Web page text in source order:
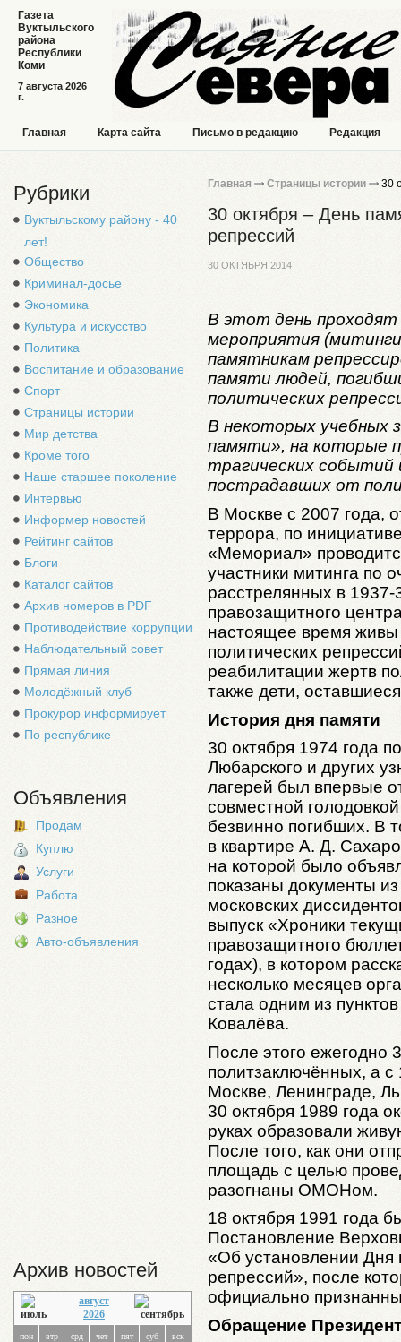
7 августа 2026
г.
Газета
Вуктыльского
района
Республики
Коми
Главная Карта сайта Письмо в редакцию Редакция
Рубрики
Вуктыльскому району - 40
лет!
Общество
Криминал-досье
Экономика
Культура и искусство
Политика
Воспитание и образование
Спорт
Страницы истории
Мир детства
Кроме того
Наше старшее поколение
Интервью
Информер новостей
Рейтинг сайтов
Блоги
Каталог сайтов
Архив номеров в PDF
Противодействие коррупции
Наблюдательный совет
Прямая линия
Молодёжный клуб
Прокурор информирует
По республике
Объявления
Продам
Куплю
Услуги
Работа
Разное
Авто-объявления
Архив новостей
август
2026
пон втр срд чет пят суб вск
Главная Страницы истории 30
30 октября – День
репрессий
30 ОКТЯБРЯ 2014
В этот день
мероприятия
памятникам
памяти людей,
политических
В некоторых учебных
памяти», на которые
трагических событий
пострадавших от
В Москве с 2007 года,
террора, по
«Мемориал»
участники митинга по
расстрелянных в
правозащитного
настоящее время живы
политических
реабилитации жертв
также дети,
История дня памяти
30 октября 1974 года
Любарского и других
лагерей был впервые
совместной
безвинно погибших. В
в квартире А. Д.
на которой было
показаны документы
московских
выпуск «Хроники
правозащитного
годах), в котором
несколько месяцев
стала одним из
Ковалёва.
После этого ежегодно
политзаключённых, а
Москве, Ленинграде,
30 октября 1989 года
руках образовали
После того, как они
площадь с целью
разогнаны ОМОНом.
18 октября 1991 года
Постановление
«Об установлении Дня
репрессий», после
официально
Обращение